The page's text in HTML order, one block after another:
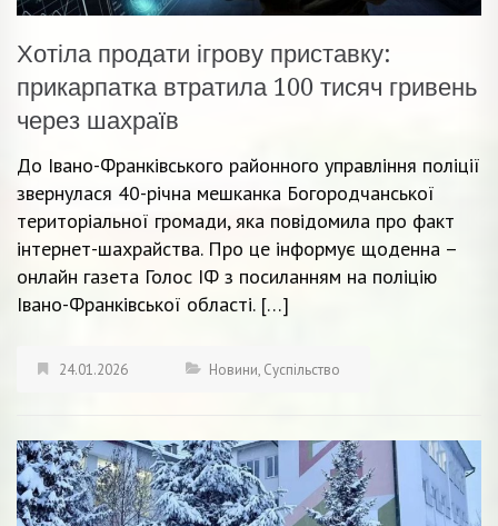
Хотіла продати ігрову приставку:
прикарпатка втратила 100 тисяч гривень
через шахраїв
До Івано-Франківського районного управління поліції
звернулася 40-річна мешканка Богородчанської
територіальної громади, яка повідомила про факт
інтернет-шахрайства. Про це інформує щоденна –
онлайн газета Голос ІФ з посиланням на поліцію
Івано-Франківської області. […]
24.01.2026 Новини, Суспільство